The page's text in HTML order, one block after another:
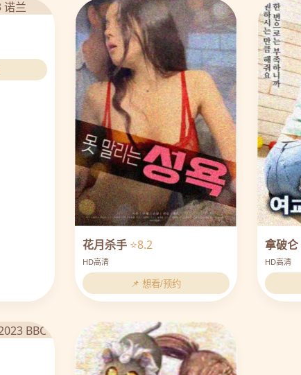
花月杀手 ⭐8.2
HD高清
📌 想看/预约
拿破仑
HD高清